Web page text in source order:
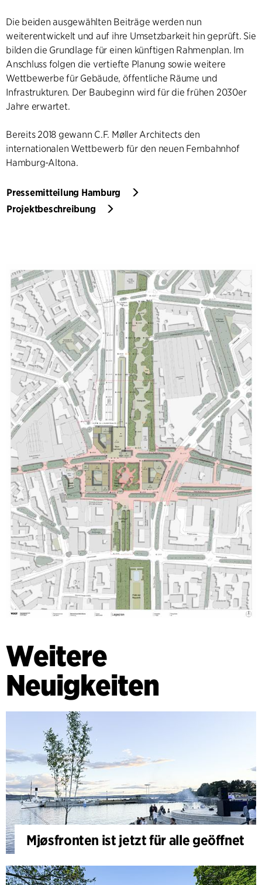
Die beiden ausgewählten Beiträge werden nun
weiterentwickelt und auf ihre Umsetzbarkeit hin geprüft. Sie
bilden die Grundlage für einen künftigen Rahmenplan. Im
Anschluss folgen die vertiefte Planung sowie weitere
Wettbewerbe für Gebäude, öffentliche Räume und
Infrastrukturen. Der Baubeginn wird für die frühen 2030er
Jahre erwartet.
Bereits 2018 gewann C.F. Møller Architects den
internationalen Wettbewerb für den neuen Fernbahnhof
Hamburg-Altona.
Pressemitteilung Hamburg
Projektbeschreibung
Weitere
Neuigkeiten
Mjøsfronten ist jetzt für alle geöffnet